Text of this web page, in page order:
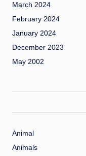
March 2024
February 2024
January 2024
December 2023
May 2002
Animal
Animals